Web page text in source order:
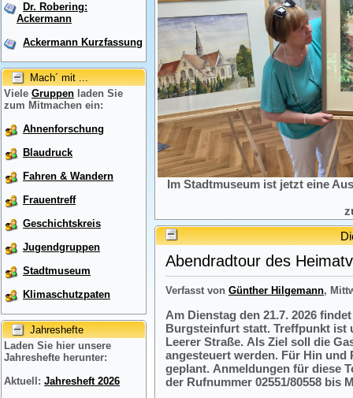
Dr. Robering:
Ackermann
Ackermann Kurzfassung
Mach´ mit ...
Viele Gruppen laden Sie
zum Mitmachen ein:
Ahnenforschung
Blaudruck
Fahren & Wandern
Frauentreff
Geschichtskreis
Jugendgruppen
Stadtmuseum
Klimaschutzpaten
Jahreshefte
Laden Sie hier unsere
Jahreshefte herunter:
Aktuell: Jahresheft 2026
Im Stadtmuseum ist jetzt eine
Abendradtour des
Verfasst von Günther Hilgemann,
Am Dienstag den 21.7. 2026
Burgsteinfurt statt. Treffpunkt ist
Leerer Straße. Als Ziel soll die
angesteuert werden. Für Hin und
geplant. Anmeldungen für diese
der Rufnummer 02551/80558 bis